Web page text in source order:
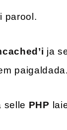
parool.
ja
paigaldada.
selle PHP